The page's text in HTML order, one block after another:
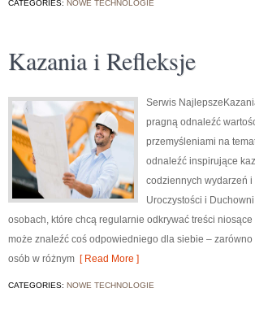
CATEGORIES: NOWE TECHNOLOGIE
Kazania i Refleksje
Serwis
pragną odnaleźć
przemyśleniami na
odnaleźć inspirujące
codziennych wydarzeń
Uroczystości i
osobach, które chcą regularnie odkrywać treści
może znaleźć coś odpowiedniego dla siebie –
osób w różnym [ Read More ]
CATEGORIES: NOWE TECHNOLOGIE